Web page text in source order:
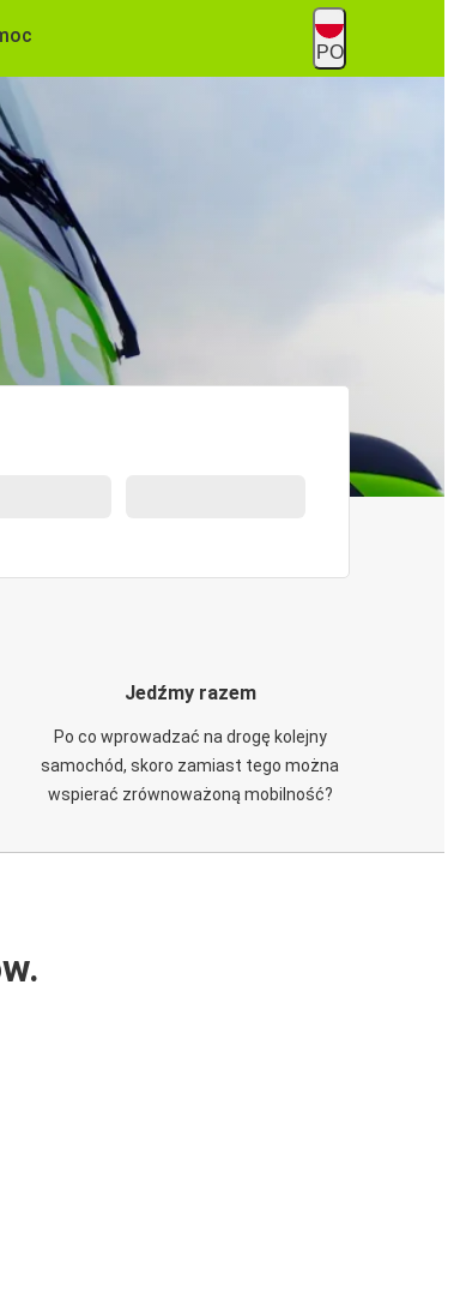
PO
Jedźmy razem
Po co wprowadzać na drogę kolejny
samochód, skoro zamiast tego można
wspierać zrównoważoną mobilność?